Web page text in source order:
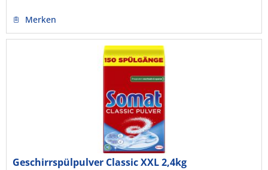
Merken
Geschirrspülpulver Classic XXL 2,4kg